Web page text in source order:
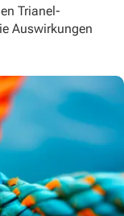
Trianel-
Auswirkungen